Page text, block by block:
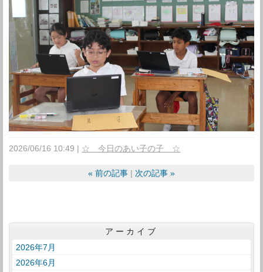
2026/06/16 10:49 ☆ 今日のあい子の子 ☆
« 前の記事 次の記事 »
アーカイブ
2026年7月
2026年6月